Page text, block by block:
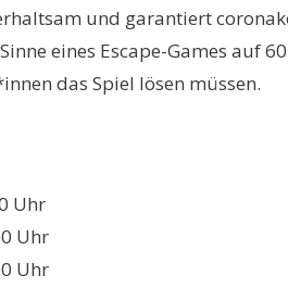
und garantiert
eines Escape-Games auf
das Spiel lösen müssen.
Uhr
Uhr
Uhr